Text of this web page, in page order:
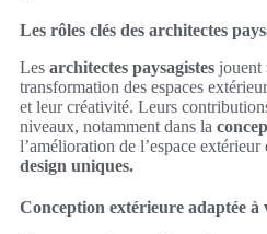
Les rôles clés des architectes
Les architectes paysagistes jouent
transformation des espaces
et leur créativité. Leurs
niveaux, notamment dans la
l’amélioration de l’espace
design uniques.
Conception extérieure adaptée à